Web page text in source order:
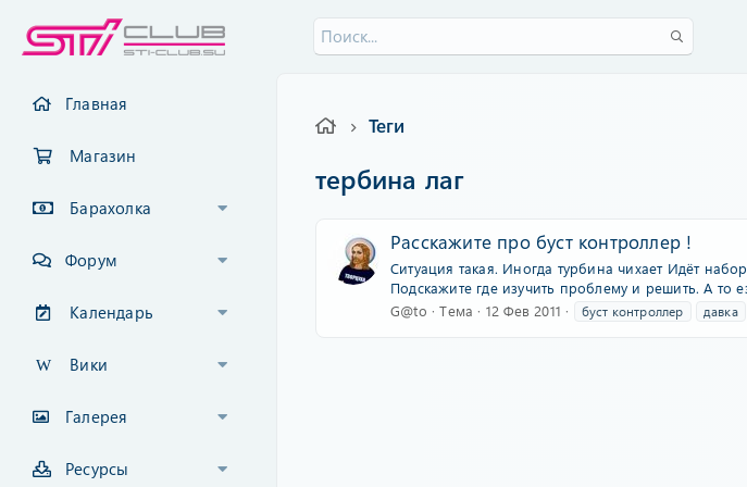
Главная
Магазин
Барахолка
Форум
Календарь
Вики
Галерея
Ресурсы
Теги
тербина лаг
Расскажите про буст контроллер !
Ситуация такая. Иногда турбина чихает Идёт
Подскажите где изучить проблему и решить. А то
G@to
Тема 12 Фев 2011 буст контроллер давка